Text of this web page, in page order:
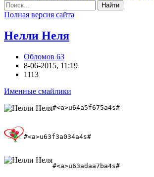
Найти
Полная версия сайта
Нелли Неля
Обломов 63
8-06-2015, 11:19
1113
Именные смайлики
#<a>u64a5f675a4s#
#<a>u63f3a034a4s#
#<a>u63adaa7ba4s#